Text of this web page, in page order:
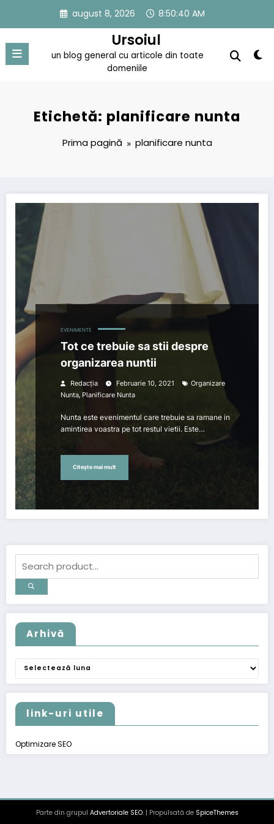
conținut
august 8, 2026 8:50:40 AM
Ursoiul
un blog general cu articole din toate
domeniile
Etichetă: planificare nunta
Prima pagină planificare nunta
EVENIMENTE
Tot ce trebuie sa stii despre
organizarea nuntii
Redacția Februarie 10, 2021
Organizare
Nunta, Planificare Nunta
Nunta este evenimentul care trebuie sa ramane in
amintirea voastra pe tot restul vietii. Este…
Citește mai mult
Arhivă
Arhivă
link-uri utile
Optimizare SEO
Parte din grupul Advertoriale SEO. | Propulsată de SpiceThemes